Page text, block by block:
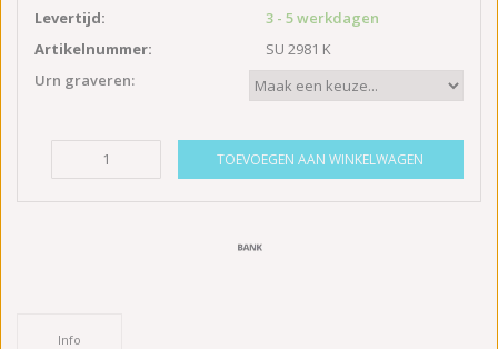
Levertijd:
3 - 5 werkdagen
Artikelnummer:
SU 2981 K
Urn graveren:
TOEVOEGEN AAN WINKELWAGEN
Info